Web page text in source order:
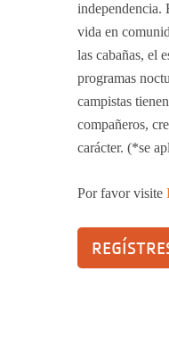
independencia.
vida en
las cabañas, el
programas
campistas
compañeros,
carácter. (*se
Por favor visite